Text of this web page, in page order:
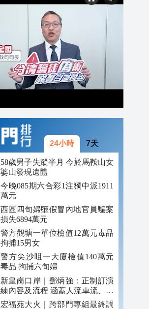
24小時 7天
58歲男子失蹤半月 今於馬鞍山女
婆山發現遺體
今晚085期六合彩1注獨中派1911
萬元
西區四旬婦墮假冒內地官員騙案
損失6894萬元
警方觀塘一單位檢值12萬元毒品
拘捕15男女
警方尖沙咀一大廈檢值140萬元
毒品 拘捕六旬婦
新皇崗口岸｜鄧炳強：正制訂演
練內容及流程 涵蓋人流車流、緊
急應變等
宏福苑大火｜跨部門專組最終調